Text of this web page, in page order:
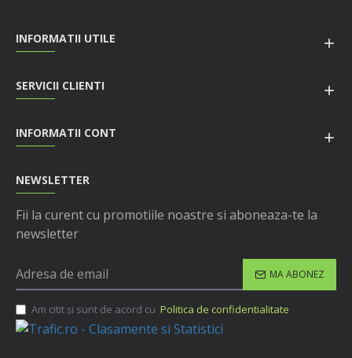
INFORMATII UTILE
SERVICII CLIENTI
INFORMATII CONT
NEWSLETTER
Fii la curent cu promotiile noastre si aboneaza-te la
newsletter
MA ABONEZ
Am citit şi sunt de acord cu Politica de confidentialitate